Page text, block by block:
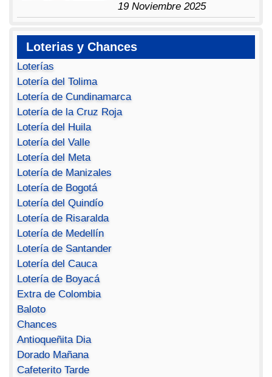
19 Noviembre 2025
Loterias y Chances
Loterías
Lotería del Tolima
Lotería de Cundinamarca
Lotería de la Cruz Roja
Lotería del Huila
Lotería del Valle
Lotería del Meta
Lotería de Manizales
Lotería de Bogotá
Lotería del Quindío
Lotería de Risaralda
Lotería de Medellín
Lotería de Santander
Lotería del Cauca
Lotería de Boyacá
Extra de Colombia
Baloto
Chances
Antioqueñita Dia
Dorado Mañana
Cafeterito Tarde